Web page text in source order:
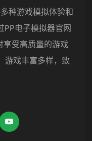
种游戏模拟体验和
PP电子模拟器官网
享受高质量的游戏
游戏丰富多样，致